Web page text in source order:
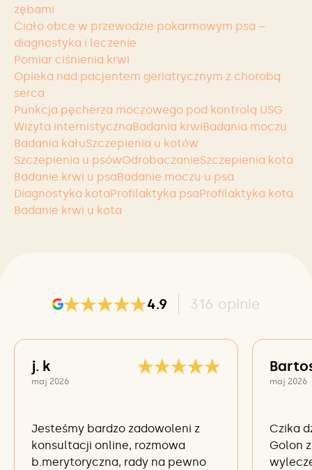
zębami
Ciało obce w przewodzie pokarmowym psa –
diagnostyka i leczenie
Pomiar ciśnienia krwi
Opieka nad pacjentem geriatrycznym z chorobą
serca
Punkcja pęcherza moczowego pod kontrolą USG
Wizyta internistycznaBadania krwiBadania moczu
Badania kałuSzczepienia u kotów
Szczepienia u psówOdrobaczanieSzczepienia kota
Badanie krwi u psaBadanie moczu u psa
Diagnostyka kotaProfilaktyka psaProfilaktyka kota
Badanie krwi u kota
4.9 316 opinie
j. k
maj 2026
Jesteśmy bardzo zadowoleni z
konsultacji online, rozmowa
b.merytoryczna, rady na pewno
maj 2026
Czika
Golon